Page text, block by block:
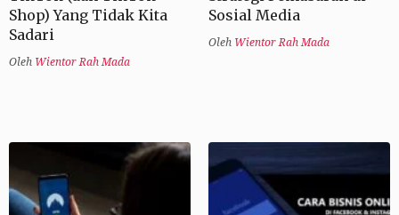
Shop) Yang Tidak Kita
Sadari
Oleh Wientor Rah Mada
Sosial Media
Oleh Wientor Rah Mada